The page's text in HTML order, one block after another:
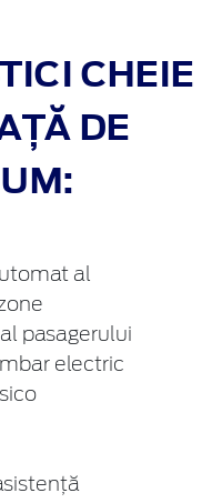
CHEIE
DE
al
pasagerului
electric